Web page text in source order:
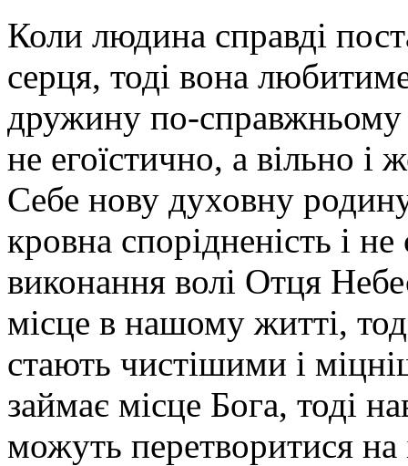
Коли людина справді
серця, тоді вона
дружину по-справжньому
не егоїстично, а вільно і
Себе нову духовну
кровна спорідненість і
виконання волі Отця
місце в нашому житті,
стають чистішими і
займає місце Бога, тоді
можуть перетворитися на